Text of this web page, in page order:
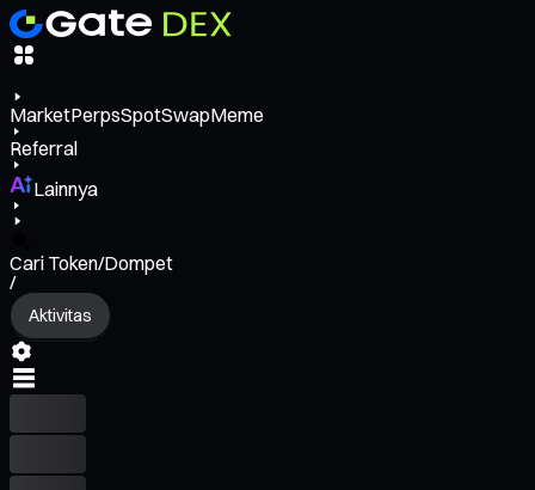
MarketPerpsSpotSwapMeme
Referral
Lainnya
Cari Token/Dompet
/
Aktivitas